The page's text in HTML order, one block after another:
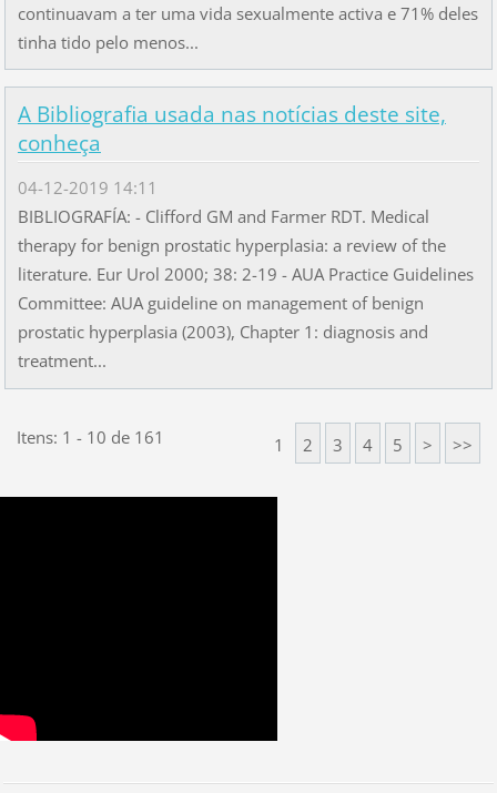
continuavam a ter uma vida sexualmente activa e 71% deles
tinha tido pelo menos...
A Bibliografia usada nas notícias deste site,
conheça
04-12-2019 14:11
BIBLIOGRAFÍA: - Clifford GM and Farmer RDT. Medical
therapy for benign prostatic hyperplasia: a review of the
literature. Eur Urol 2000; 38: 2-19 - AUA Practice Guidelines
Committee: AUA guideline on management of benign
prostatic hyperplasia (2003), Chapter 1: diagnosis and
treatment...
Itens: 1 - 10 de 161 1 2 3 4 5 > >>